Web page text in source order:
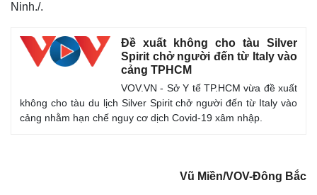
Ninh./.
Đề xuất không cho tàu Silver
Spirit chở người đến từ Italy vào
cảng TPHCM
VOV.VN - Sở Y tế TP.HCM vừa đề xuất
không cho tàu du lịch Silver Spirit chở người đến từ Italy vào
cảng nhằm hạn chế nguy cơ dịch Covid-19 xâm nhập.
Vũ Miền/VOV-Đông Bắc